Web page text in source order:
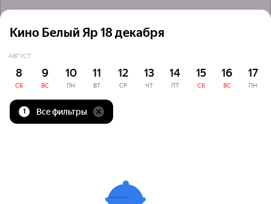
Кино Белый Яр 18 декабря
АВГУСТ
8
СБ
9
ВС
10
ПН
11
ВТ
12
СР
13
ЧТ
14
ПТ
15
СБ
16
ВС
17
ПН
1 Все фильтры